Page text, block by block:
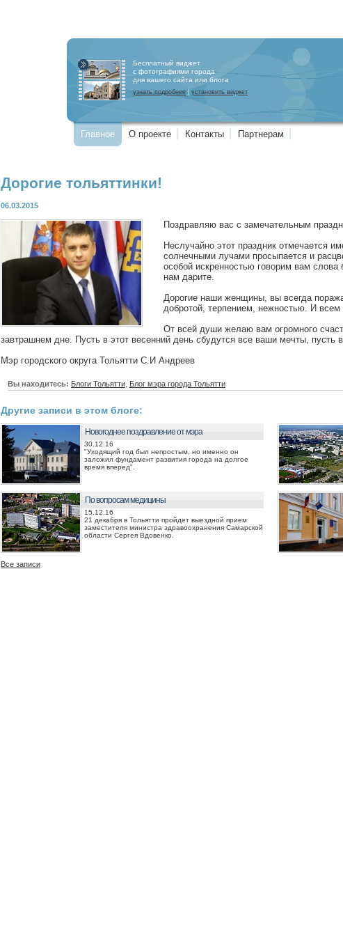
Бесплатный виджет
с фотографиями города
для вашего сайта или блога
узнать подробнее установить виджет
Главное О проекте Контакты
Партнерам
Дорогие тольяттинки!
06.03.2015
Поздравляю вас с замечательным
Неслучайно этот праздник отмечается
солнечными лучами просыпается и
особой искренностью говорим вам слова
нам дарите.
Дорогие наши женщины, вы всегда
добротой, терпением, нежностью. И
От всей души желаю вам огромного
завтрашнем дне. Пусть в этот весенний день сбудутся все ваши мечты, пусть
Мэр городского округа Тольятти С.И Андреев
Вы находитесь: Блоги Тольятти Блог мэра города Тольятти
Другие записи в этом блоге:
Новогоднее поздравление от мэра
30.12.16
"Уходящий год был непростым, но именно он
заложил фундамент развития города на долгое
время вперед".
По вопросам медицины
15.12.16
21 декабря в Тольятти пройдет выездной прием
заместителя министра здравоохранения Самарской
области Сергея Вдовенко.
Все записи